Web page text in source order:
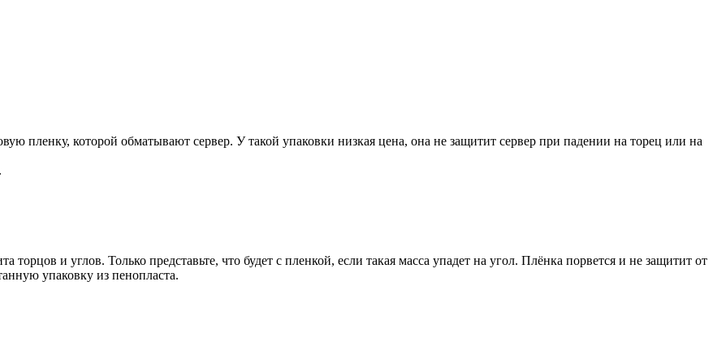
пленку, которой обматывают сервер. У такой упаковки низкая цена, она не защитит сервер при падении на торец или на
торцов и углов. Только представьте, что будет с пленкой, если такая масса упадет на угол. Плёнка порвется и не защитит от
упаковку из пенопласта.